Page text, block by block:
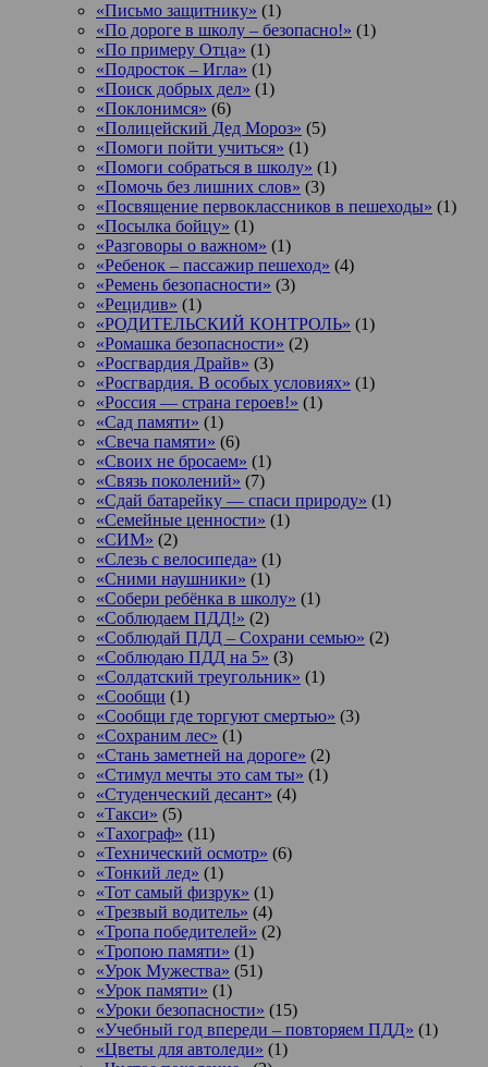
«Письмо защитнику» (1)
«По дороге в школу – безопасно!» (1)
«По примеру Отца» (1)
«Подросток ‒ Игла» (1)
«Поиск добрых дел» (1)
«Поклонимся» (6)
«Полицейский Дед Мороз» (5)
«Помоги пойти учиться» (1)
«Помоги собраться в школу» (1)
«Помочь без лишних слов» (3)
«Посвящение первоклассников в пешеходы» (1)
«Посылка бойцу» (1)
«Разговоры о важном» (1)
«Ребенок – пассажир пешеход» (4)
«Ремень безопасности» (3)
«Рецидив» (1)
«РОДИТЕЛЬСКИЙ КОНТРОЛЬ» (1)
«Ромашка безопасности» (2)
«Росгвардия Драйв» (3)
«Росгвардия. В особых условиях» (1)
«Россия — страна героев!» (1)
«Сад памяти» (1)
«Свеча памяти» (6)
«Своих не бросаем» (1)
«Связь поколений» (7)
«Сдай батарейку — спаси природу» (1)
«Семейные ценности» (1)
«СИМ» (2)
«Слезь с велосипеда» (1)
«Сними наушники» (1)
«Собери ребёнка в школу» (1)
«Соблюдаем ПДД!» (2)
«Соблюдай ПДД – Сохрани семью» (2)
«Соблюдаю ПДД на 5» (3)
«Солдатский треугольник» (1)
«Сообщи (1)
«Сообщи где торгуют смертью» (3)
«Сохраним лес» (1)
«Стань заметней на дороге» (2)
«Стимул мечты это сам ты» (1)
«Студенческий десант» (4)
«Такси» (5)
«Тахограф» (11)
«Технический осмотр» (6)
«Тонкий лед» (1)
«Тот самый физрук» (1)
«Трезвый водитель» (4)
«Тропа победителей» (2)
«Тропою памяти» (1)
«Урок Мужества» (51)
«Урок памяти» (1)
«Уроки безопасности» (15)
«Учебный год впереди – повторяем ПДД» (1)
«Цветы для автоледи» (1)